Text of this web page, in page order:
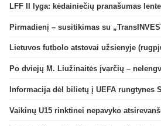
LFF II lyga: kėdainiečių pranašumas
Pirmadienį – susitikimas su
Lietuvos futbolo atstovai užsienyje
Informacija dėl bilietų į UEFA rungtynes
Vaikinų U15 rinktinei nepavyko